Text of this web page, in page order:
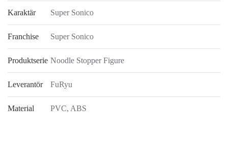
Karaktär Super Sonico
Franchise Super Sonico
Produktserie Noodle Stopper Figure
Leverantör FuRyu
Material PVC, ABS